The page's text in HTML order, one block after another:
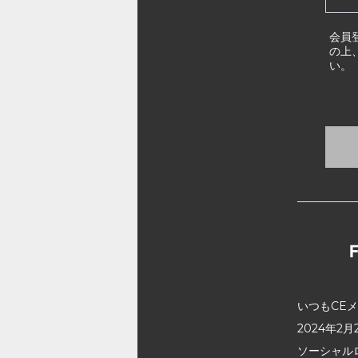
会員
の上
い。
いつもCE
2024年2月
ソーシャ